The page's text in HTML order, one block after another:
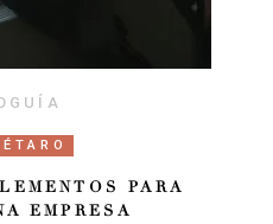
PARA
EMPRESA